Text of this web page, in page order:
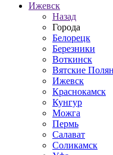
Ижевск
Назад
Города
Белорецк
Березники
Воткинск
Вятские
Ижевск
Краснокамск
Кунгур
Можга
Пермь
Салават
Соликамск